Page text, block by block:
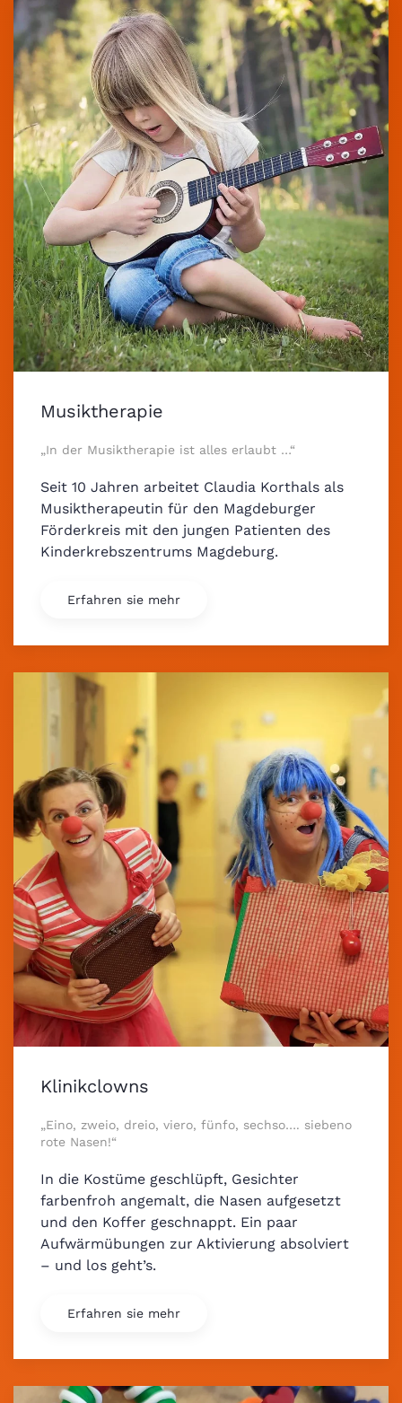
Musiktherapie
„In der Musiktherapie ist alles erlaubt …“
Seit 10 Jahren arbeitet Claudia Korthals als
Musiktherapeutin für den Magdeburger
Förderkreis mit den jungen Patienten des
Kinderkrebszentrums Magdeburg.
Erfahren sie mehr
Klinikclowns
„Eino, zweio, dreio, viero, fünfo, sechso…. siebeno
rote Nasen!“
In die Kostüme geschlüpft, Gesichter
farbenfroh angemalt, die Nasen aufgesetzt
und den Koffer geschnappt. Ein paar
Aufwärmübungen zur Aktivierung absolviert
– und los geht’s.
Erfahren sie mehr